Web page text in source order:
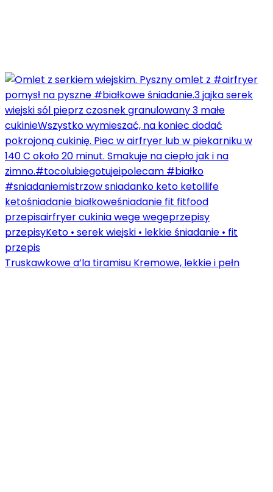
Truskawkowe a’la tiramisu Kremowe, lekkie i pełn